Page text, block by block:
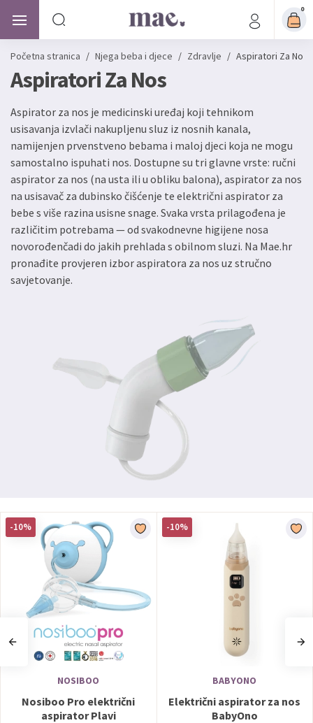
0
Početna stranica / Njega beba i djece / Zdravlje / Aspiratori Za Nos
Aspiratori Za Nos
Aspirator za nos je medicinski uređaj koji tehnikom
usisavanja izvlači nakupljenu sluz iz nosnih kanala,
namijenjen prvenstveno bebama i maloj djeci koja ne mogu
samostalno ispuhati nos. Dostupne su tri glavne vrste: ručni
aspirator za nos (na usta ili u obliku balona), aspirator za nos
na usisavač za dubinsko čišćenje te električni aspirator za
bebe s više razina usisne snage. Svaka vrsta prilagođena je
različitim potrebama — od svakodnevne higijene nosa
novorođenčadi do jakih prehlada s obilnom sluzi. Na Mae.hr
pronađite provjeren izbor aspiratora za nos uz stručno
savjetovanje.
-10%
NOSIBOO
Nosiboo Pro električni
aspirator Plavi
-10%
BABYONO
Električni aspirator za nos
BabyOno